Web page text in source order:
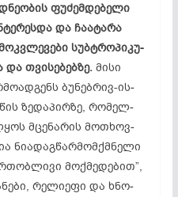
ფუ­ძემ­დე­ბე­ლი
და ჩა­ატ­ა­რა
სუბ­ტრო­პი­კუ­
და თვი­სე­ბებ­ზე.მი­სი
ბუ­ნებ­რივ-ის­
ზე­და­პირ­ზე, რო­მელ­
მცე­ნა­რის მოთ­ხოვ­
ნი­ად­აგ­წარ­მომ­ქმნე­ლი
მოქ­მე­დე­ბით”,
რე­ლი­ე­ფი და ხნო­